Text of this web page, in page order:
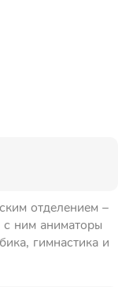
отделением –
ним аниматоры
гимнастика и